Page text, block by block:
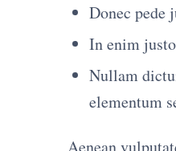
Donec pede
In enim
Nullam
elementum
Aenean